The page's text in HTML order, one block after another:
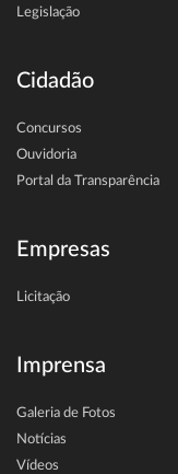
Legislação
Cidadão
Concursos
Ouvidoria
Portal da Transparência
Empresas
Licitação
Imprensa
Galeria de Fotos
Notícias
Vídeos